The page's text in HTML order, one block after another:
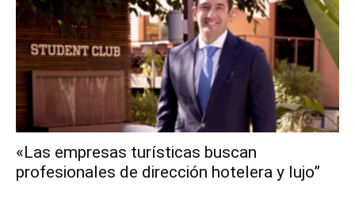
«Las empresas turísticas buscan
profesionales de dirección hotelera y lujo”